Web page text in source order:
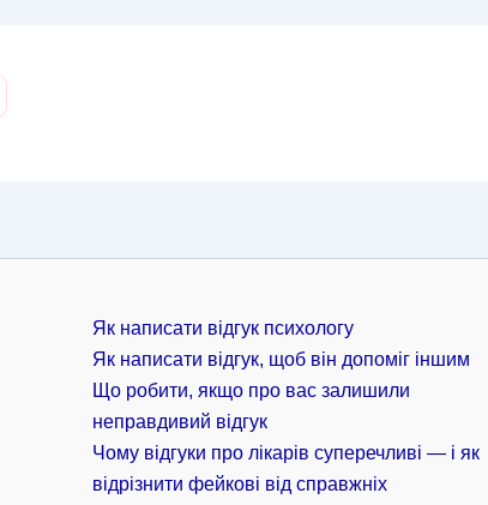
Як написати відгук психологу
Як написати відгук, щоб він допоміг іншим
Що робити, якщо про вас залишили
неправдивий відгук
Чому відгуки про лікарів суперечливі — і як
відрізнити фейкові від справжніх